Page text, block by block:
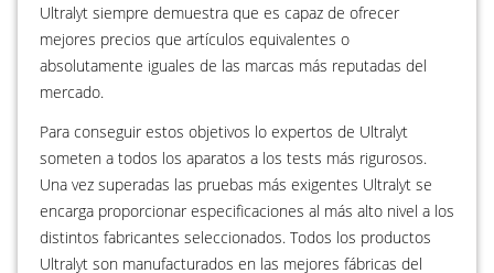
Ultralyt siempre demuestra que es capaz de ofrecer
mejores precios que artículos equivalentes o
absolutamente iguales de las marcas más reputadas del
mercado.
Para conseguir estos objetivos lo expertos de Ultralyt
someten a todos los aparatos a los tests más rigurosos.
Una vez superadas las pruebas más exigentes Ultralyt se
encarga proporcionar especificaciones al más alto nivel a los
distintos fabricantes seleccionados. Todos los productos
Ultralyt son manufacturados en las mejores fábricas del